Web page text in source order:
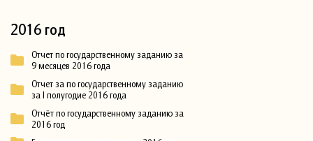
2016 год
Отчет по государственному заданию за
9 месяцев 2016 года
Отчет за по государственному заданию
за I полугодие 2016 года
Отчёт по государственному заданию за
2016 год